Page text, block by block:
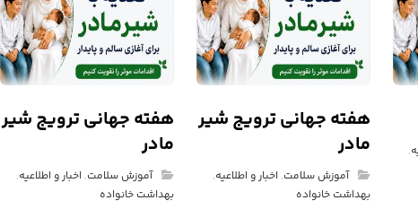
,
هفته جهانی ترویج شیر
مادر
آموزش سلامت, اخبار و اطلاعیه,
بهداشت خانواده
هفته جهانی ترویج شیر
مادر
آموزش سلامت, اخبار و اطلاعیه,
بهداشت خانواده